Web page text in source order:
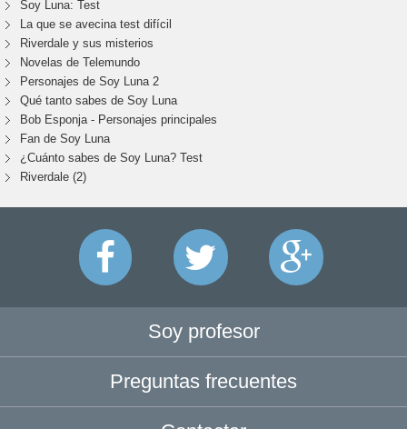
Soy Luna: Test
La que se avecina test difícil
Riverdale y sus misterios
Novelas de Telemundo
Personajes de Soy Luna 2
Qué tanto sabes de Soy Luna
Bob Esponja - Personajes principales
Fan de Soy Luna
¿Cuánto sabes de Soy Luna? Test
Riverdale (2)
Soy profesor
Preguntas frecuentes